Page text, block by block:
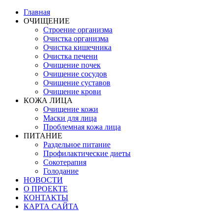
Главная
ОЧИЩЕНИЕ
Строение организма
Очистка организма
Очистка кишечника
Очистка печени
Очищение почек
Очищение сосудов
Очищение суставов
Очищение крови
КОЖА ЛИЦА
Очищение кожи
Маски для лица
Проблемная кожа лица
ПИТАНИЕ
Раздельное питание
Профилактические диеты
Сокотерапия
Голодание
НОВОСТИ
О ПРОЕКТЕ
КОНТАКТЫ
КАРТА САЙТА